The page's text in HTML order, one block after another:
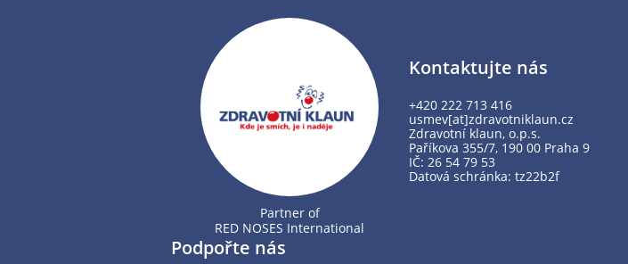
Partner of
RED NOSES International
Podpořte nás
Kontaktujte nás
+420 222 713 416
usmev[at]zdravotniklaun.cz
Zdravotní klaun, o.p.s.
Paříkova 355/7, 190 00 Praha 9
IČ: 26 54 79 53
Datová schránka: tz22b2f